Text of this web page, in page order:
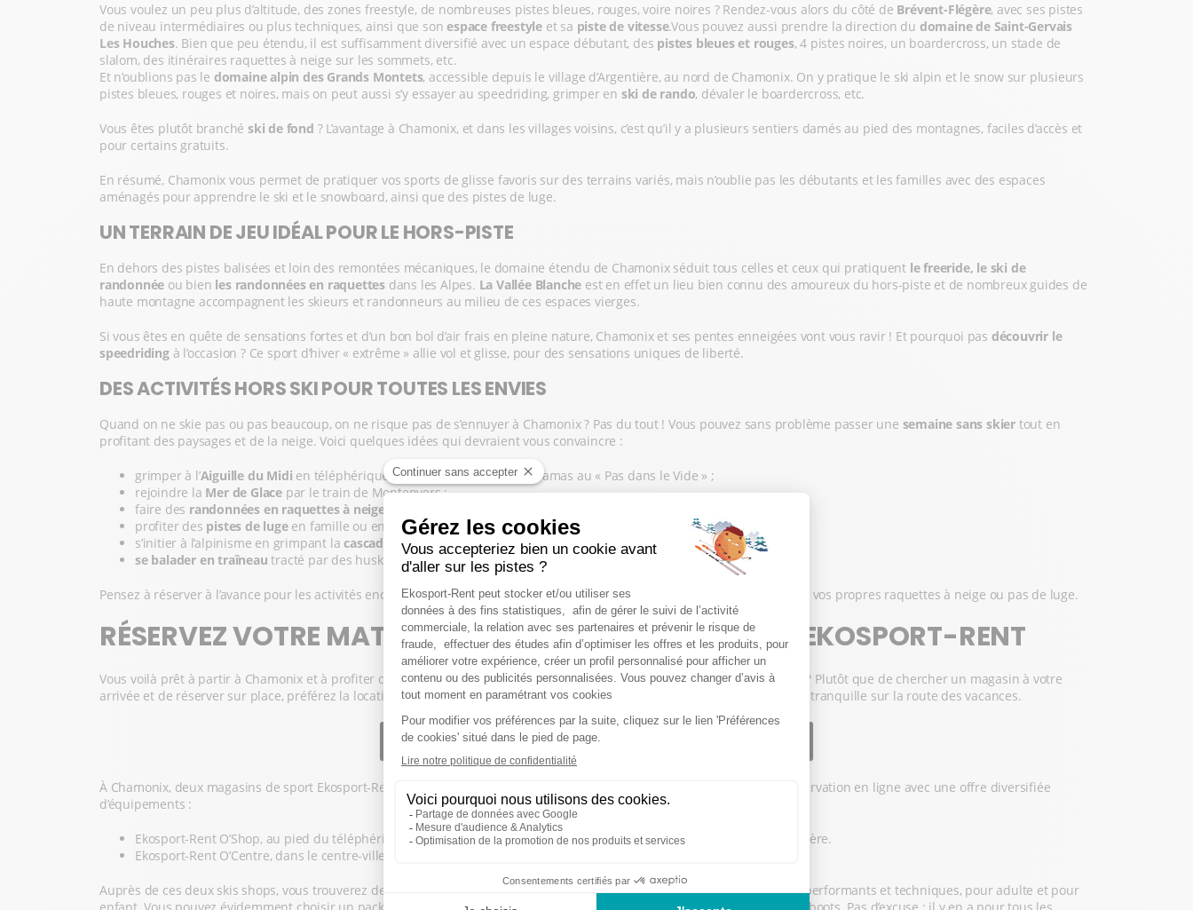
Vous voulez un peu plus d’altitude, des zones freestyle, de nombreuses pistes bleues, rouges, voire noires ? Rendez-vous alors du côté de Brévent-Flégère, avec ses pistes
de niveau intermédiaires ou plus techniques, ainsi que sonespace freestyle et sa piste de vitesse.Vous pouvez aussi prendre la direction du domaine de Saint-Gervais
Les Houches. Bien que peu étendu, il est suffisamment diversifié avec un espace débutant, des pistes bleues et rouges, 4 pistes noires, un boardercross, un stade de
slalom, des itinéraires raquettes à neige sur les sommets, etc.
Et n’oublions pas le domaine alpin des Grands Montets, accessible depuis le village d’Argentière, au nord de Chamonix. On y pratique le ski alpin et le snow sur plusieurs
pistes bleues, rouges et noires, mais on peut aussi s’y essayer au speedriding, grimper en ski de rando, dévaler le boardercross, etc.
Vous êtes plutôt branché ski de fond ? L’avantage à Chamonix, et dans les villages voisins, c’est qu’il y a plusieurs sentiers damés au pied des montagnes, faciles d’accès et
pour certains gratuits.
En résumé, Chamonix vous permet de pratiquer vos sports de glisse favoris sur des terrains variés, mais n’oublie pas les débutants et les familles avec des espaces
aménagés pour apprendre le ski et le snowboard, ainsi que des pistes de luge.
UN TERRAIN DE JEU IDÉAL POUR LE HORS-PISTE
En dehors des pistes balisées et loin des remontées mécaniques, le domaine étendu de Chamonix séduit tous celles et ceux qui pratiquent le freeride, le ski de
randonnée ou bien les randonnées en raquettes dans les Alpes. La Vallée Blanche est en effet un lieu bien connu des amoureux du hors-piste et de nombreux guides de
haute montagne accompagnent les skieurs et randonneurs au milieu de ces espaces vierges.
Si vous êtes en quête de sensations fortes et d’un bon bol d’air frais en pleine nature, Chamonix et ses pentes enneigées vont vous ravir ! Et pourquoi pas découvrir le
speedridingà l’occasion ? Ce sport d’hiver « extrême » allie vol et glisse, pour des sensations uniques de liberté.
DES ACTIVITÉS HORS SKI POUR TOUTES LES ENVIES
Quand on ne skie pas ou pas beaucoup, on ne risque pas de s’ennuyer à Chamonix ? Pas du tout ! Vous pouvez sans problème passer une semaine sans skier tout en
profitant des paysages et de la neige. Voici quelques idées qui devraient vous convaincre :
grimper à l’Aiguille du Midi en téléphérique et vibrer devant les panoramas au « Pas dans le Vide » ;
rejoindre la Mer de Glace par le train de Montenvers ;
faire des randonnées en raquettes à neige
profiter des pistes de lugeen famille ou entre amis (et tester la luge sur rail Alpine Coaster) ;
s’initier à l’alpinisme en grimpant la cascade de glace de Bérard;
se balader en traîneau tracté par des huskies, etc.
Pensez à réserver à l’avance pour les activités encadrées et profitez de la location en ligne et en magasin si vous n’avez pas vos propres raquettes à neige ou pas de luge.
RÉSERVEZ VOTRE MATÉRIEL DE SKI À CHAMONIX AVEC EKOSPORT-RENT
Vous voilà prêt à partir à Chamonix et à profiter de vacances bien méritées ? Mais avez-vous pensé à votre matériel de ski ? Plutôt que de chercher un magasin à votre
arrivée et de réserver sur place, préférez la location de ski en ligne ! Vous profiterez de meilleurs prix et vous aurez l’esprit tranquille sur la route des vacances.
EFFECTUER UNE RÉSERVATION D’ÉQUIPEMENT DE SKI À CHAMONIX
À Chamonix, deux magasins de sport Ekosport-Rent vous accueillent durant toute la période hivernale et proposent la réservation en ligne avec une offre diversifiée
d’équipements :
Ekosport-Rent O’Shop, au pied du téléphérique et pas très loin des remontées mécaniques du domaine Brévent Flégère.
Ekosport-Rent O’Centre, dans le centre-ville piéton de Chamonix, près de l’Office de Tourisme.
Auprès de ces deux skis shops, vous trouverez des skis et des snowboards de toute catégorie, des plus tolérants aux plus performants et techniques, pour adulte et pour